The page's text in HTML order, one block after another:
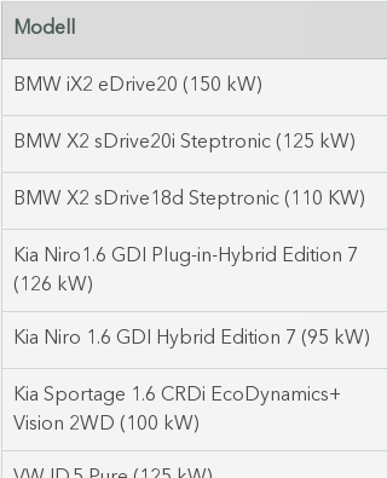
Modell
BMW iX2 eDrive20 (150 kW)
BMW X2 sDrive20i Steptronic (125 kW)
BMW X2 sDrive18d Steptronic (110 KW)
Kia Niro1.6 GDI Plug-in-Hybrid Edition 7
(126 kW)
Kia Niro 1.6 GDI Hybrid Edition 7 (95 kW)
Kia Sportage 1.6 CRDi EcoDynamics+
Vision 2WD (100 kW)